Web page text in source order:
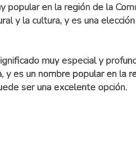
popular en la región de la
y la cultura, y es una
muy especial y
es un nombre popular en la
ser una excelente opción.